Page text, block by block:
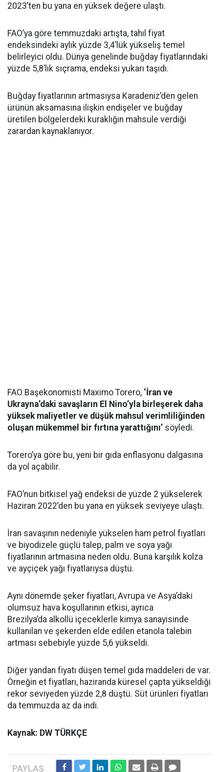
2023’ten bu yana en yüksek değere ulaştı.
FAO’ya göre temmuzdaki artışta, tahıl fiyat
endeksindeki aylık yüzde 3,4’lük yükseliş temel
belirleyici oldu. Dünya genelinde buğday fiyatlarındaki
yüzde 5,8’lik sıçrama, endeksi yukarı taşıdı.
Buğday fiyatlarının artmasıysa Karadeniz’den gelen
ürünün aksamasına ilişkin endişeler ve buğday
üretilen bölgelerdeki kuraklığın mahsule verdiği
zarardan kaynaklanıyor.
FAO Başekonomisti Maximo Torero, ‘İran ve
Ukrayna’daki savaşların El Nino’yla birleşerek daha
yüksek maliyetler ve düşük mahsul verimliliğinden
oluşan mükemmel bir fırtına yarattığını’ söyledi.
Torero’ya göre bu, yeni bir gıda enflasyonu dalgasına
da yol açabilir.
FAO’nun bitkisel yağ endeksi de yüzde 2 yükselerek
Haziran 2022’den bu yana en yüksek seviyeye ulaştı.
İran savaşının nedeniyle yükselen ham petrol fiyatları
ve biyodizele güçlü talep, palm ve soya yağı
fiyatlarının artmasına neden oldu. Buna karşılık kolza
ve ayçiçek yağı fiyatlarıysa düştü.
Aynı dönemde şeker fiyatları, Avrupa ve Asya’daki
olumsuz hava koşullarının etkisi, ayrıca
Brezilya’da alkollü içeceklerle kimya sanayisinde
kullanılan ve şekerden elde edilen etanola talebin
artması sebebiyle yüzde 5,6 yükseldi.
Diğer yandan fiyatı düşen temel gıda maddeleri de var.
Örneğin et fiyatları, haziranda küresel çapta yükseldiği
rekor seviyeden yüzde 2,8 düştü. Süt ürünleri fiyatları
da temmuzda az da indi.
Kaynak: DW TÜRKÇE